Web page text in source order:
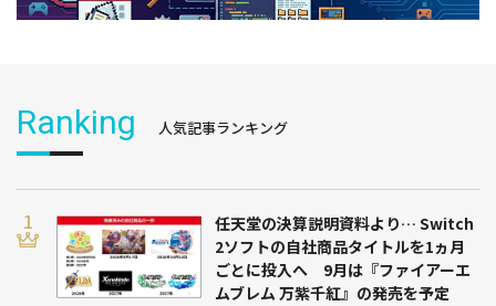
Ranking 人気記事ランキング
任天堂の決算説明資料より… Switch
2ソフトの自社商品タイトルを1ヵ月
ごとに投入へ 9月は『ファイアーエ
ムブレム 万紫千紅』の発売を予定